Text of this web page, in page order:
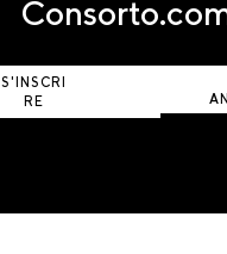
S'INSCRI
RE